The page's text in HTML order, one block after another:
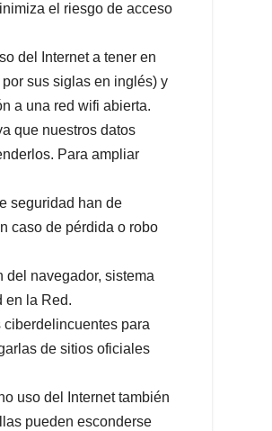
el riesgo de acceso
del Internet a tener en
sus siglas en inglés) y
a una red wifi abierta.
que nuestros datos
Para ampliar
seguridad han de
caso de pérdida o robo
del navegador, sistema
en la Red.
para
de sitios oficiales
uso del Internet también
pueden esconderse